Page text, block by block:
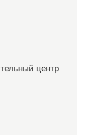
центр